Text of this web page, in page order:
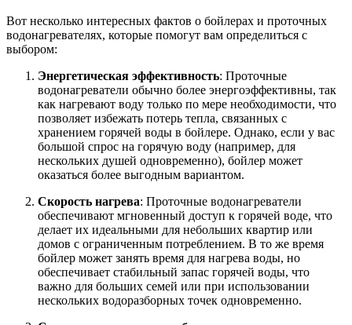
Вот несколько интересных фактов о бойлерах и проточных
водонагревателях, которые помогут вам определиться с
выбором:
Энергетическая эффективность: Проточные
водонагреватели обычно более энергоэффективны, так
как нагревают воду только по мере необходимости, что
позволяет избежать потерь тепла, связанных с
хранением горячей воды в бойлере. Однако, если у вас
большой спрос на горячую воду (например, для
нескольких душей одновременно), бойлер может
оказаться более выгодным вариантом.
Скорость нагрева: Проточные водонагреватели
обеспечивают мгновенный доступ к горячей воде, что
делает их идеальными для небольших квартир или
домов с ограниченным потреблением. В то же время
бойлер может занять время для нагрева воды, но
обеспечивает стабильный запас горячей воды, что
важно для больших семей или при использовании
нескольких водоразборных точек одновременно.